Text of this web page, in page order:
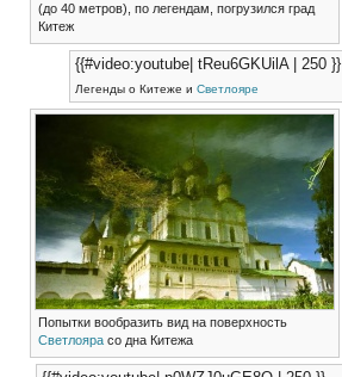
(до 40 метров), по легендам, погрузился град
Китеж
{{#video:youtube| tReu6GKUilA | 250 }}
Легенды о Китеже и Светлояре
Попытки вообразить вид на поверхность
Светлоярасо дна Китежа